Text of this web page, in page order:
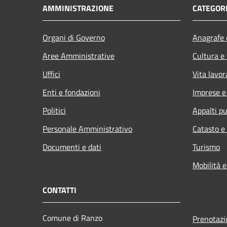
AMMINISTRAZIONE
Organi di Governo
Aree Amministrative
Uffici
Enti e fondazioni
Politici
Personale Amministrativo
Documenti e dati
Cultura
Vita
Imprese
Appalti
Catasto
Turismo
Mobilità
CONTATTI
Comune di Ranzo